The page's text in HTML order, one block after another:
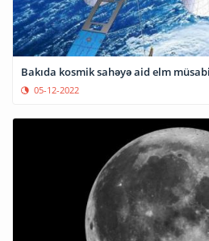
Bakıda kosmik sahəyə aid elm
05-12-2022